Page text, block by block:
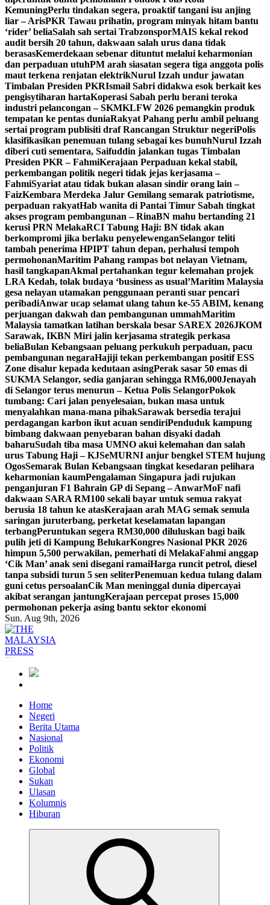
KemuningPerlu tindakan segera, proaktif tangani isu anjing
liar – ArisPKR Tawau prihatin, program minyak hitam bantu
‘rider’ beliaSalah sah sertai TrabzonsporMAIS kekal rekod
audit bersih 20 tahun, dakwaan salah urus dana tidak
berasasKemerdekaan sebenar dituntut melalui keharmonian
dan perpaduan utuhPM arah siasatan segera tiga anggota polis
maut terkena renjatan elektrikNurul Izzah undur jawatan
Timbalan Presiden PKRIsmail Sabri didakwa esok berkait kes
pengisytiharan hartaKoperasi Sabah perlu berani teroka
industri pelancongan – SKMKLFW 2026 pemangkin produk
tempatan ke pentas duniaRakyat Pahang perlu ambil peluang
sertai program publisiti draf Rancangan Struktur negeriPolis
klasifikasikan penemuan tulang sebagai kes bunuhNurul Izzah
diberi cuti sementara, Saifuddin jalankan tugas Timbalan
Presiden PKR – FahmiKerajaan Perpaduan kekal stabil,
perkembangan politik negeri tidak jejas kerjasama –
FahmiSyariat atau tidak bukan alasan sindir orang lain –
FaizKembara Merdeka Jalur Gemilang semarak patriotisme,
perpaduan rakyatHab wanita di Pantai Timur Sabah tingkat
akses program pembangunan – RinaBN mahu bertanding 21
kerusi PRN MelakaRCI Tabung Haji: BN tidak akan
berkompromi jika berlaku penyelewenganSelangor teliti
tambah penerima HPIPT tahun depan, perhalusi tempoh
permohonanMaritim Pahang rampas bot nelayan Vietnam,
hasil tangkapanAkmal pertahankan tegur kelemahan projek
LRA Kedah, tolak budaya ‘business as usual’Maritim Malaysia
gesa nelayan utamakan penggunaan peranti suar pencari
peribadiAnwar ucap selamat ulang tahun ke-55 ABIM, kenang
perjuangan dakwah dan pembangunan ummahMaritim
Malaysia tamatkan latihan berskala besar SAREX 2026JKOM
Sarawak, IKBN Miri jalin kerjasama strategik perkasa
beliaBulan Kebangsaan peluang perkukuh perpaduan, pacu
pembangunan negaraHajiji tekan perkembangan positif ESS
Zone disalur kepada kedutaan asingPerak sasar 50 emas di
SUKMA Selangor, sedia ganjaran sehingga RM6,000Jenayah
di Selangor terus menurun – Ketua Polis SelangorPokok
tumbang: Cari jalan penyelesaian, bukan masa untuk
menyalahkan mana-mana pihakSarawak bersedia terajui
perdagangan karbon ikut acuan sendiriPenduduk kampung
bimbang dakwaan penyebaran bahan disyaki dadah
baharuSudah tiba masa UMNO akui kelemahan dan salah
urus Tabung Haji – KJSeMURNI anjur bengkel STEM hujung
OgosSemarak Bulan Kebangsaan tingkat kesedaran pelihara
keharmonian kaumPengalaman Singapura jadi rujukan
penganjuran F1 Bahrain GP di Sepang – AnwarMoF nafi
dakwaan SARA RM100 sekali bayar untuk semua rakyat
berusia 18 tahun ke atasKerajaan arah MAG semak semula
saringan juruterbang, perketat keselamatan lapangan
terbangPeruntukan segera RM30,000 diluluskan bagi baik
pulih jeti di Kampung BelukarKongres Nasional PKR 2026
himpun 5,500 perwakilan, pemerhati di MelakaFahmi anggap
‘Cik Man’ anak seni disegani ramaiHarga runcit petrol, diesel
tanpa subsidi turun 5 sen seliterPenemuan kedua tulang dalam
guni cetus persoalanCik Man meninggal dunia dipercayai
akibat serangan jantungKerajaan percepat proses 15,000
permohonan pekerja asing bantu sektor ekonomi
Sun. Aug 9th, 2026
Home
Negeri
Berita Utama
Nasional
Politik
Ekonomi
Global
Sukan
Ulasan
Kolumnis
Hiburan